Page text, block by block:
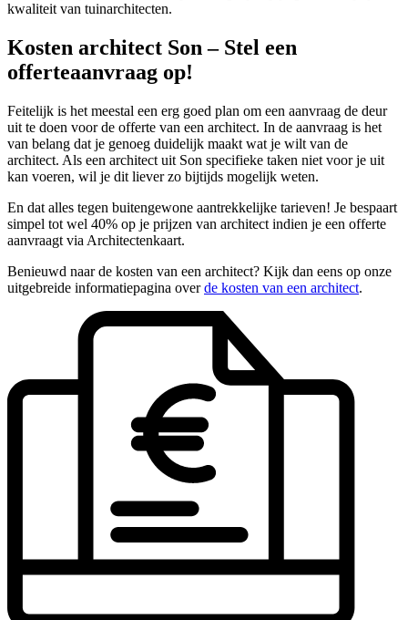
kwaliteit van tuinarchitecten.
Kosten architect Son – Stel een
offerteaanvraag op!
Feitelijk is het meestal een erg goed plan om een aanvraag de deur
uit te doen voor de offerte van een architect. In de aanvraag is het
van belang dat je genoeg duidelijk maakt wat je wilt van de
architect. Als een architect uit Son specifieke taken niet voor je uit
kan voeren, wil je dit liever zo bijtijds mogelijk weten.
En dat alles tegen buitengewone aantrekkelijke tarieven! Je bespaart
simpel tot wel 40% op je prijzen van architect indien je een offerte
aanvraagt via Architectenkaart.
Benieuwd naar de kosten van een architect? Kijk dan eens op onze
uitgebreide informatiepagina overde kosten van een architect.